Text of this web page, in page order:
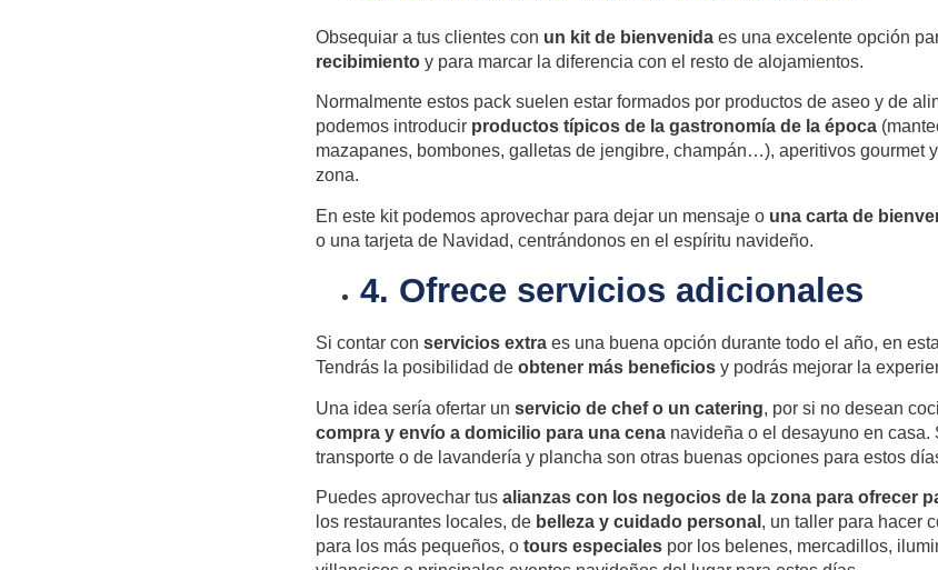
Obsequiar a tus clientes con un kit de bienvenida es una excelente opción
recibimiento y para marcar la diferencia con el resto de alojamientos.
Normalmente estos pack suelen estar formados por productos de aseo y de
podemos introducir productos típicos de la gastronomía de la época
mazapanes, bombones, galletas de jengibre, champán…), aperitivos gourmet
zona.
En este kit podemos aprovechar para dejar un mensaje o una carta de
o una tarjeta de Navidad, centrándonos en el espíritu navideño.
4. Ofrece servicios adicionales
Si contar con servicios extra es una buena opción durante todo el año, en
Tendrás la posibilidad de obtener más beneficios y podrás mejorar la
Una idea sería ofertar un servicio de chef o un catering, por si no desean
compra y envío a domicilio para una cena navideña o el desayuno en casa.
transporte o de lavandería y plancha son otras buenas opciones para estos
Puedes aprovechar tus alianzas con los negocios de la zona para ofrecer
los restaurantes locales, de belleza y cuidado personal , un taller para hacer
para los más pequeños, o tours especiales por los belenes, mercadillos,